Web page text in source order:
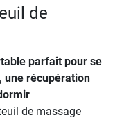
de
parfait pour se
une récupération
de massage